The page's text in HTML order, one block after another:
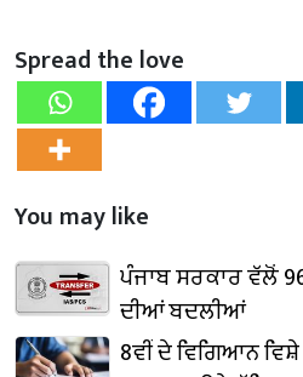
Spread the love
You may like
ਪੰਜਾਬ ਸਰਕਾਰ ਵੱਲੋਂ
ਦੀਆਂ ਬਦਲੀਆਂ
8ਵੀਂ ਦੇ ਵਿਗਿਆਨ